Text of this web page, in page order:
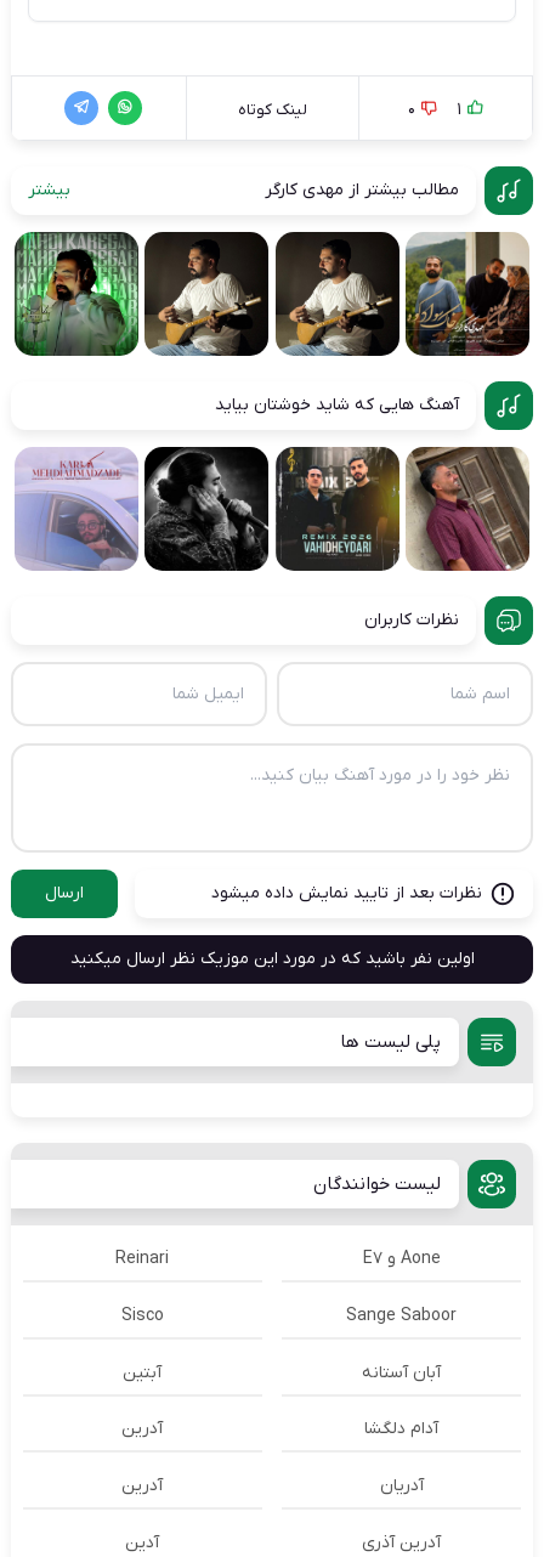
1
0 لینک کوتاه
مطالب بیشتر از مهدی کارگر بیشتر
آهنگ هایی که شاید خوشتان بیاید
نظرات کاربران
نظرات بعد از تایید نمایش داده میشود ارسال
اولین نفر باشید که در مورد این موزیک نظر ارسال میکنید
پلی لیست ها
لیست خوانندگان
Aone و E7 Reinari
Sange Saboor
Sisco
آبان آستانه آبتین
آدام دلگشا آدرين
آدریان آدرین
آدرین آذری آدین